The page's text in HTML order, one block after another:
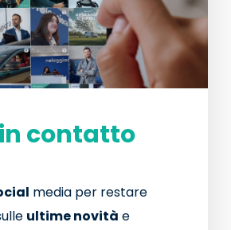
contatto
media per restare
ultime novità e